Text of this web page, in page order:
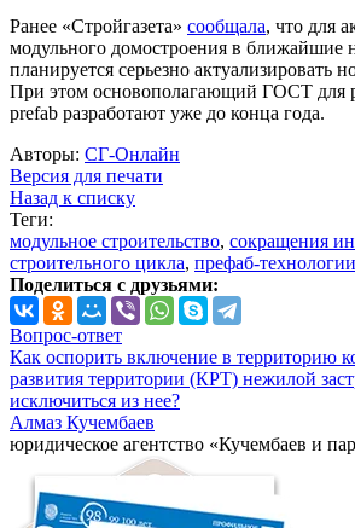
Ранее «Стройгазета» сообщала, что для
модульного домостроения в ближайшие
планируется серьезно актуализировать
При этом основополагающий ГОСТ для
prefab разработают уже до конца года.
Авторы: СГ-Онлайн
Версия для печати
Назад к списку
Теги:
модульное строительство, сокращения
строительного цикла, префаб-технологии
Поделиться с друзьями:
Вопрос-ответ
Как оспорить включение в территорию
развития территории (КРТ) нежилой
исключиться из нее?
Алмаз Кучембаев
юридическое агентство «Кучембаев и